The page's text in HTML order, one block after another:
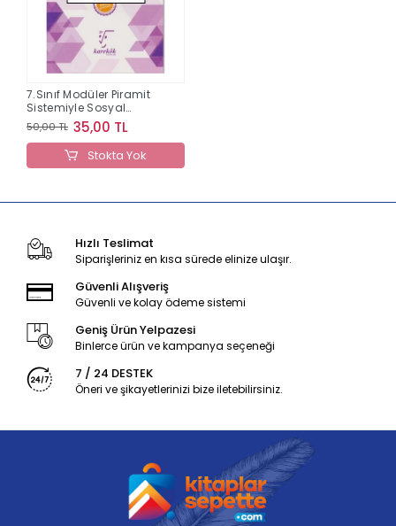
7.Sınıf Modüler Piramit
Sistemiyle Sosyal
Bilgiler Konu Anlatımı
ve Soru Çözümü
50,00 TL 35,00 TL
Stokta Yok
Hızlı Teslimat
Siparişleriniz en kısa sürede elinize ulaşır.
Güvenli Alışveriş
Güvenli ve kolay ödeme sistemi
Geniş Ürün Yelpazesi
Binlerce ürün ve kampanya seçeneği
7 / 24 DESTEK
Öneri ve şikayetlerinizi bize iletebilirsiniz.